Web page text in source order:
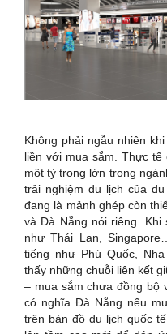
Không phải ngẫu nhiên
liền với mua sắm. Thực tế
một tỷ trọng lớn trong
trải nghiệm du lịch của
đang là mảnh ghép còn
và Đà Nẵng nói riêng. Khi
như Thái Lan,
tiếng như Phú Quốc,
thấy những chuỗi liên kết
– mua sắm chưa đồng bộ
có nghĩa Đà Nẵng nếu
trên bản đồ du lịch quốc